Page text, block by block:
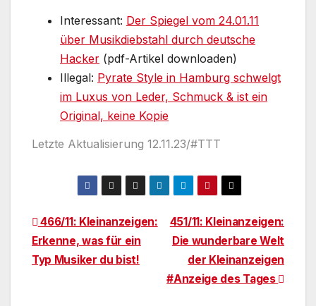
Interessant: Der Spiegel vom 24.01.11
über Musikdiebstahl durch deutsche
Hacker (pdf-Artikel downloaden)
Illegal: Pyrate Style in Hamburg schwelgt
im Luxus von Leder, Schmuck & ist ein
Original, keine Kopie
Letzte Aktualisierung 12.11.23/#TTT
Beitragsnavigation
451/11: Kleinanzeigen:
Die wunderbare Welt
der Kleinanzeigen
#Anzeige des Tages
466/11: Kleinanzeigen:
Erkenne, was für ein
Typ Musiker du bist!